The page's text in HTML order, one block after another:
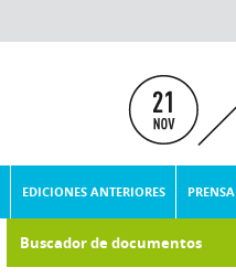
EDICIONES ANTERIORES PRENSA
Buscador de documentos